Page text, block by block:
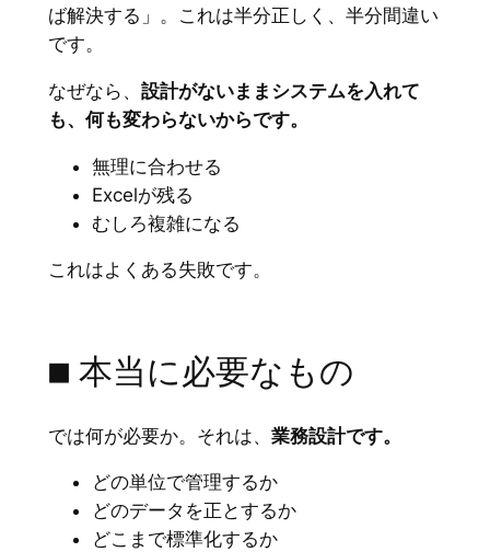
ば解決する」。これは半分正しく、半分間違い
です。
なぜなら、 設計がないままシステムを入れて
も、何も変わらないからです。
無理に合わせる
Excelが残る
むしろ複雑になる
これはよくある失敗です。
■ 本当に必要なもの
では何が必要か。それは、 業務設計です。
どの単位で管理するか
どのデータを正とするか
どこまで標準化するか